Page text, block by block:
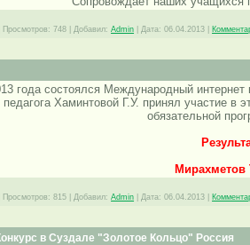
Просмотров: 748 Добавил: Admin Дата: 06.04.2013
года состоялся Международный
Хаминтовой Г.У. принял участие
обязательной
Мирахметов
Просмотров: 815 Добавил: Admin Дата: 06.04.2013
в Суздале "Золотое Кольцо" Россия